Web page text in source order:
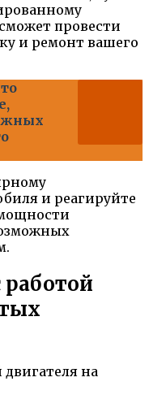
провести
и ремонт вашего
и реагируйте